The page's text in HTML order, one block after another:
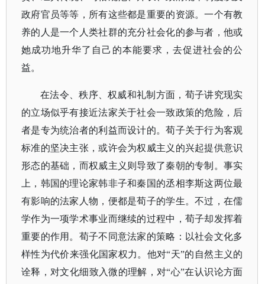
政府官员等等，所有这些都是重要的资源。一个有教
养的人是一个人类社群的充分社会化的参与者，他或
她成功地升华了自己的本能要求，去促进社会的公
益。
在法令、秩序、权威和礼制方面，荀子讲究现实
的立场似乎有接近法家关于社会一致政策的危险，后
者是专为统治者的利益而设计的。荀子关于行为客观
标准的坚决主张，或许会为权威主义的兴起提供意识
形态的基础，而权威主义则导致了秦朝的专制。事实
上，韩国的理论家韩非子和秦国的丞相李斯这两位最
有影响的法家人物，便都是荀子的学生。不过，在儒
学作为一项学术事业而继续的过程中，荀子却发挥着
重要的作用。荀子不同意法家的策略：以社会文化多
样性为代价来强化国家权力。他对“天”的自然主义的
诠释，对文化细致入微的理解，对“心”在认识论方面